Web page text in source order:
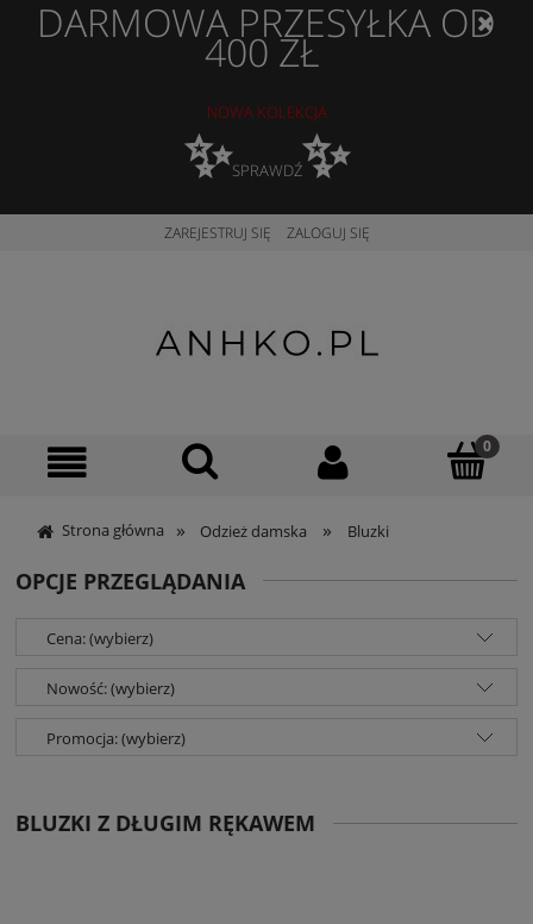
DARMOWA PRZESYŁKA OD
400 ZŁ
NOWA KOLEKCJA
✨SPRAWDŹ✨
ZAREJESTRUJ SIĘ ZALOGUJ SIĘ
Strona główna » Odzież damska » Bluzki
OPCJE PRZEGLĄDANIA
Cena: (wybierz)
Nowość: (wybierz)
Promocja: (wybierz)
BLUZKI Z DŁUGIM RĘKAWEM